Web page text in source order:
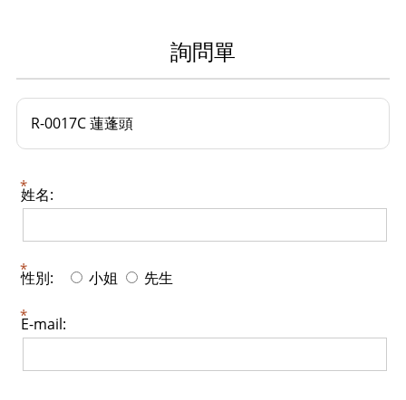
詢問單
R-0017C 蓮蓬頭
姓名:
性別: 小姐 先生
E-mail: